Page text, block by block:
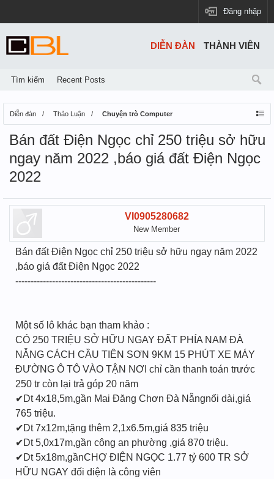
Đăng nhập
Diễn đàn Thảo Luận Chuyện trò Computer
Bán đất Điện Ngọc chỉ 250 triệu sở hữu
ngay năm 2022 ,báo giá đất Điện Ngọc
2022
VI0905280682
New Member
Bán đất Điện Ngọc chỉ 250 triệu sở hữu ngay năm 2022
,báo giá đất Điện Ngọc 2022
----------------------------------------------
Một số lô khác bạn tham khảo :
CÓ 250 TRIỆU SỞ HỮU NGAY ĐẤT PHÍA NAM ĐÀ
NẴNG CÁCH CẦU TIÊN SƠN 9KM 15 PHÚT XE MÁY
ĐƯỜNG Ô TÔ VÀO TẬN NƠI chỉ cần thanh toán trước
250 tr còn lại trả góp 20 năm
✔Dt 4x18,5m,gần Mai Đăng Chơn Đà Nẵngnối dài,giá
765 triệu.
✔Dt 7x12m,tặng thêm 2,1x6.5m,giá 835 triệu
✔Dt 5,0x17m,gần công an phường ,giá 870 triệu.
✔Dt 5x18m,gầnCHỢ ĐIỆN NGỌC 1.77 tỷ 600 TR SỞ
HỮU NGAY đối diện là công viên
DIỄN ĐÀN
Tìm kiếm Recent Posts
THÀNH VIÊN